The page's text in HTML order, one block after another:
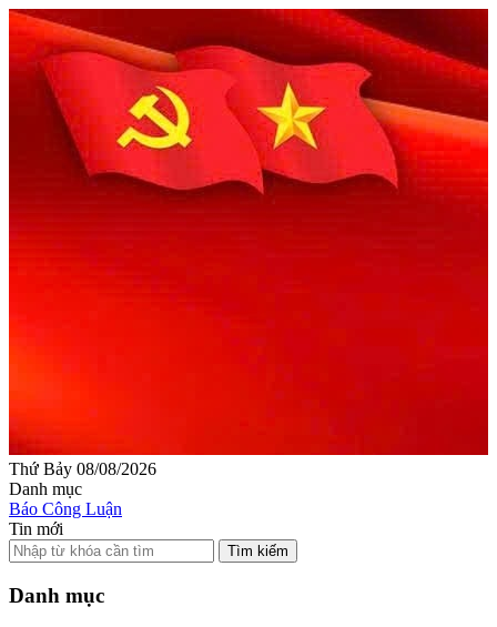
Thứ Bảy 08/08/2026
Danh mục
Báo Công Luận
Tin mới
Tìm kiếm
Danh mục